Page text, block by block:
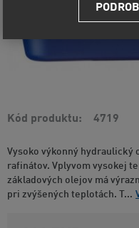
Kód produktu 4719
Vysoko výkonný hydraulický
rafinátov. Vplyvom vysokej
základových olejov má
pri zvýšených teplotách. T...